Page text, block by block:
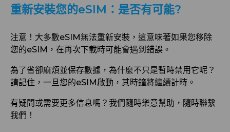
重新安裝您的eSIM：是否有可能?
注意！大多數eSIM無法重新安裝，這意味著如果您移除
您的eSIM，在再次下載時可能會遇到錯誤。
為了省卻麻煩並保存數據，為什麼不只是暫時禁用它呢？
請記住，一旦您的eSIM啟動，其時鐘將繼續計時。
有疑問或需要更多信息嗎？我們隨時樂意幫助，隨時聯繫
我們！